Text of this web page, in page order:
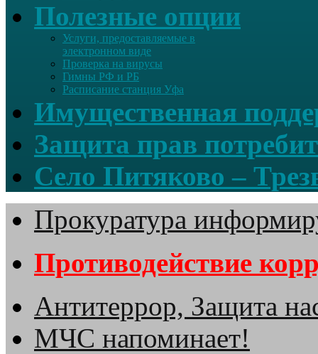
Полезные опции
Услуги, предоставляемые в
электронном виде
Проверка на вирусы
Гимны РФ и РБ
Расписание станция Уфа
Имущественная
Защита прав
Село Питяково –
Прокуратура
Противодействие
Антитеррор, Защита
МЧС напоминает!